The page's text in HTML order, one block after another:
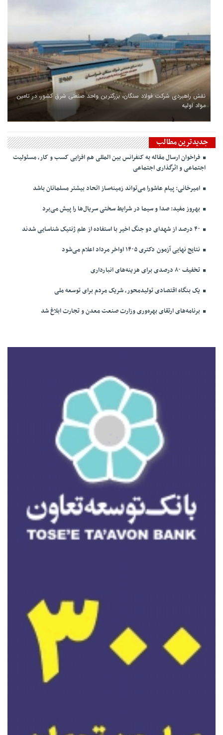
نقش راهبردی شرکت فولاد سنگان، بزرگترین واحد صنعتی شرق کشور، در تامین
مواد اولیه
جدیدترین مطالب
فراخوان ارسال مقاله به کنفرانس بین المللی هم افزایی کسب و کار، مسئولیت
اجتماعی و اثرگذاری اجتماعی
امیرخانی: پیام عاشورا می‌تواند زمینه‌ساز اتحاد بیشتر مسلمانان باشد
بهروز مفید: صدا و سیما در شرایط سختی سریال‌ها را پیش می‌برد
نتایج نهایی آزمون دکتری ۱۴۰۵ اواخر مرداد اعلام می‌شود
تخفیف ۸۰ درصدی برای هزینه‌های انبارداری
یک بنگاه اقتصادی تولیدمحور، شریک مردم برای توسعه ملی
برنامه‌های ارتقای بهره‌وری وزارت صنعت معدن و تجارت ابلاغ شد